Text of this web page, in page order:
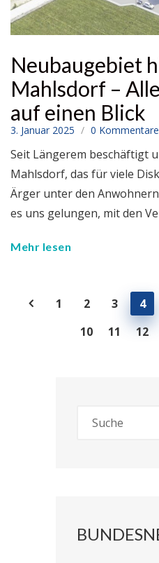
Neubaugebiet
Mahlsdorf –
auf einen Blick
3. Januar 2025 0 Kommentare
Seit Längerem beschäftigt
Mahlsdorf, das für viele
Ärger unter den
es uns gelungen, mit den
Mehr lesen
1 2 3 4
10
11 12